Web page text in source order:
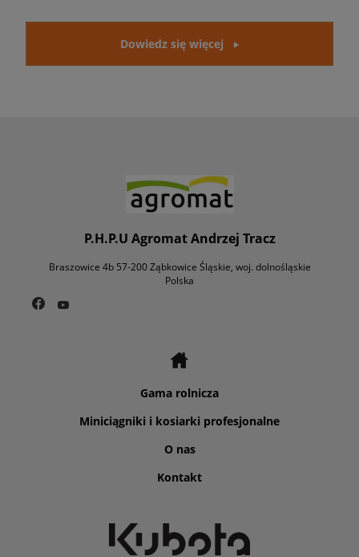
Dowiedz się więcej
P.H.P.U Agromat Andrzej Tracz
Braszowice 4b 57-200 Ząbkowice Śląskie, woj. dolnośląskie
Polska
Gama rolnicza
Miniciągniki i kosiarki profesjonalne
O nas
Kontakt